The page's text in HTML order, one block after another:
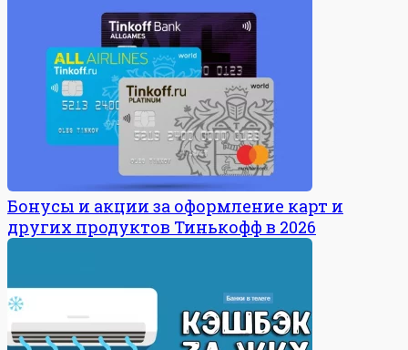
Бонусы и акции за оформление карт и
других продуктов Тинькофф в 2026